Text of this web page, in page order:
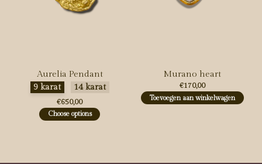
Aurelia Pendant
Maak een keuze:
9 karat 14 karat
€650,00
Choose options
Murano heart
€170,00
Toevoegen aan winkelwagen